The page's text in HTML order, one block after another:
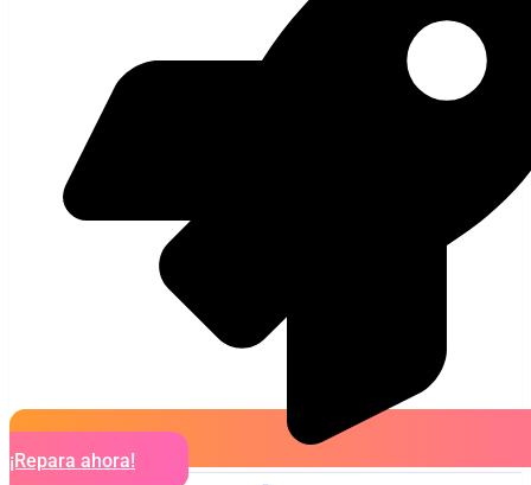
¡Repara ahora!